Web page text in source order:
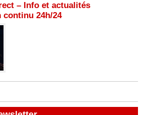
– Info et actualités
continu 24h/24